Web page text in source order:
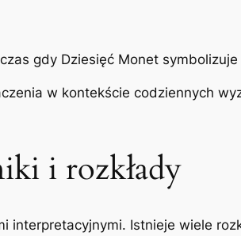
gdy Dziesięć Monet
w kontekście codziennych
i rozkłady
interpretacyjnymi. Istnieje wiele